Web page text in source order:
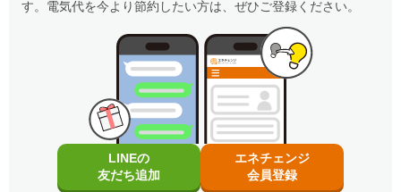
す。電気代を今より節約したい方は、ぜひご登録ください。
LINEの
友だち追加
エネチェンジ
会員登録